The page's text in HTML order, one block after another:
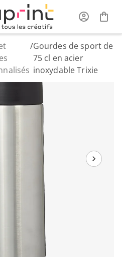
/Gourdes de sport de
75 cl en acier
inoxydable Trixie